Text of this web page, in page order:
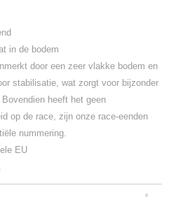
in de bodem
door een zeer vlakke bodem en
stabilisatie, wat zorgt voor bijzonder
heeft het geen
op de race, zijn onze race-eenden
nummering.
EU